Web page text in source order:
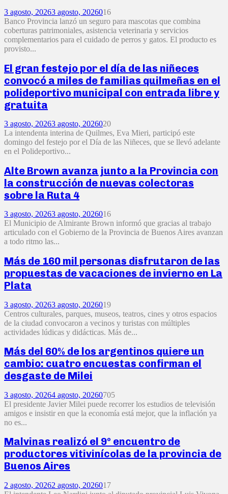
3 agosto, 20263 agosto, 2026016
Banco Provincia lanzó un seguro para mascotas que combina
coberturas patrimoniales, asistencia veterinaria y servicios
complementarios para el cuidado de perros y gatos. El producto es
provisto...
El gran festejo por el día de las niñeces
convocó a miles de familias quilmeñas en el
polideportivo municipal con entrada libre y
gratuita
3 agosto, 20263 agosto, 2026020
La intendenta interina de Quilmes, Eva Mieri, participó este
domingo del festejo por el Día de las Niñeces, que se llevó adelante
en el Polideportivo...
Alte Brown avanza junto a la Provincia con
la construcción de nuevas colectoras
sobre la Ruta 4
3 agosto, 20263 agosto, 2026016
El Municipio de Almirante Brown informó que gracias al trabajo
articulado con el Gobierno de la Provincia de Buenos Aires avanzan
a todo ritmo las...
Más de 160 mil personas disfrutaron de las
propuestas de vacaciones de invierno en La
Plata
3 agosto, 20263 agosto, 2026019
Centros culturales, parques, museos, teatros, cines y otros espacios
de la ciudad convocaron a vecinos y turistas con múltiples
actividades lúdicas y didácticas. Más de...
Más del 60% de los argentinos quiere un
cambio: cuatro encuestas confirman el
desgaste de Milei
3 agosto, 20264 agosto, 20260705
El presidente Javier Milei puede recorrer los estudios de televisión
amigos e insistir en que la economía está mejor, que la inflación ya
no es...
Malvinas realizó el 9º encuentro de
productores vitivinícolas de la provincia de
Buenos Aires
2 agosto, 20262 agosto, 2026017